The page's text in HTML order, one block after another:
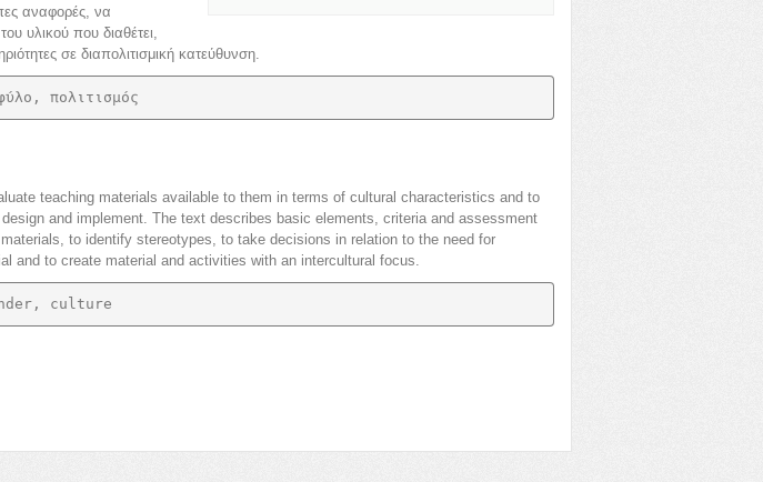
αναφορές, να
υλικού που διαθέτει,
σε διαπολιτισμική κατεύθυνση.
πολιτισμός
teaching materials available to them in terms of cultural characteristics and to
and implement. The text describes basic elements, criteria and assessment
to identify stereotypes, to take decisions in relation to the need for
and to create material and activities with an intercultural focus.
culture